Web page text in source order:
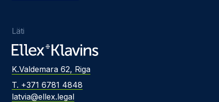
Läti
K.Valdemara 62, Riga
T. +371 6781 4848
latvia@ellex.legal